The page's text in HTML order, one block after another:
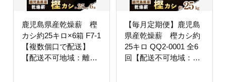
鹿児島県産乾燥薪 樫
カシ約25キロ×6箱 F7-1
【複数個口で配送】
【配送不可地域：離
【毎月定期便】鹿児島
県産乾燥薪 樫カシ約
25キロ QQ2-0001 全6
回【配送不可地域：離